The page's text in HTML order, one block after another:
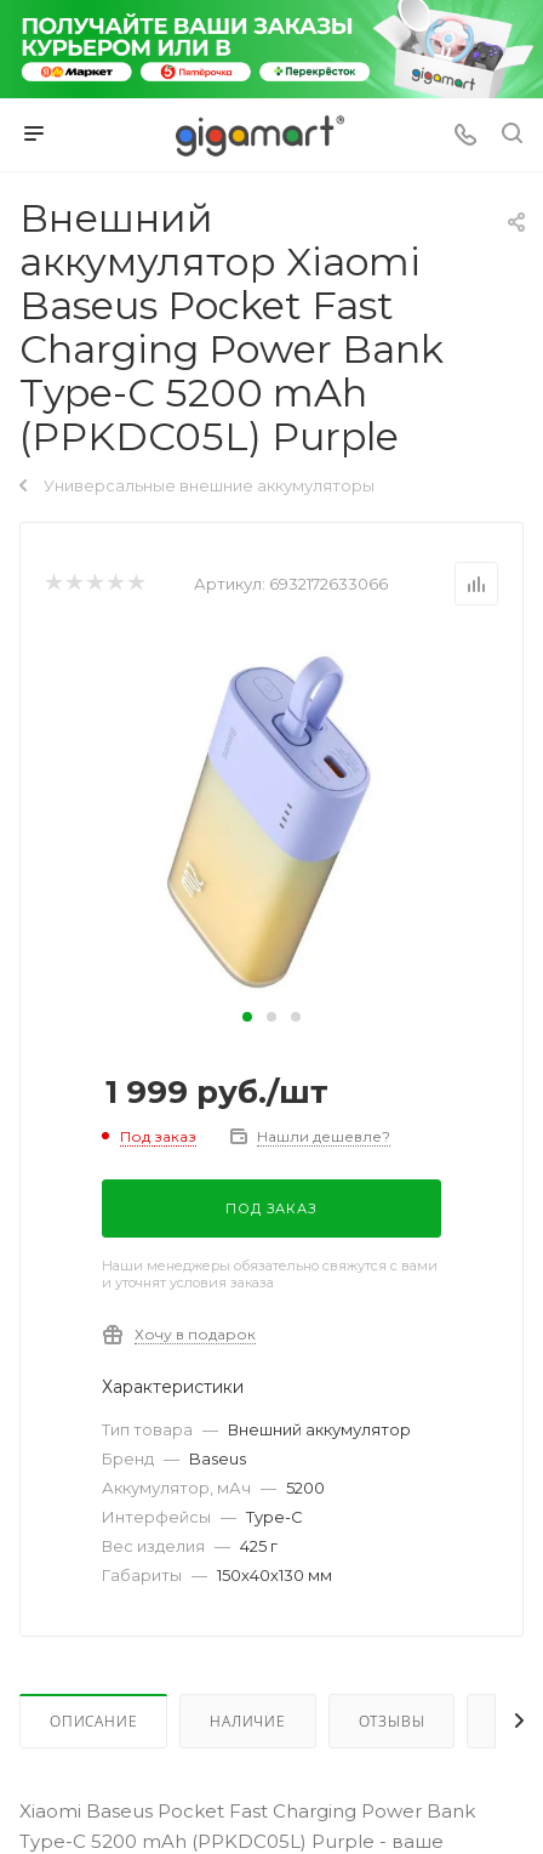
Внешний
аккумулятор Xiaomi
Baseus Pocket Fast
Charging Power Bank
Type-C 5200 mAh
(PPKDC05L) Purple
Универсальные внешние аккумуляторы
Артикул: 6932172633066
1 999 руб./шт
Под заказ Нашли дешевле?
ПОД ЗАКАЗ
Наши менеджеры обязательно свяжутся с вами
и уточнят условия заказа
Хочу в подарок
Характеристики
Тип товара — Внешний аккумулятор
Бренд — Baseus
Аккумулятор, мАч — 5200
Интерфейсы — Type-C
Вес изделия — 425 г
Габариты — 150х40х130 мм
ОПИСАНИЕ НАЛИЧИЕ ОТЗЫВЫ КАК
Xiaomi Baseus Pocket Fast Charging Power Bank
Type-C 5200 mAh (PPKDC05L) Purple - ваше